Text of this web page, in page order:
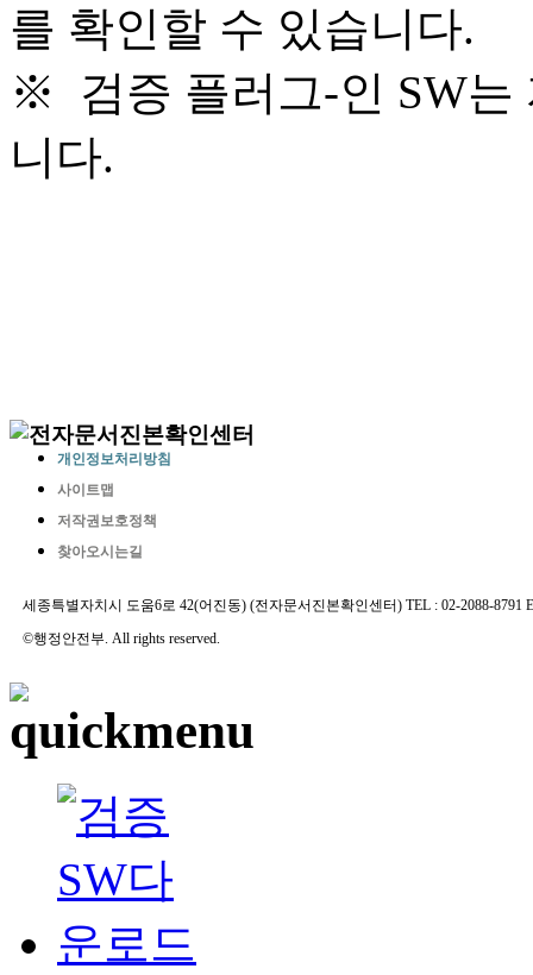
를 확인할 수 있습니다.
※ 검증 플러그-인 SW는
니다.
개인정보처리방침
사이트맵
저작권보호정책
찾아오시는길
세종특별자치시 도움6로 42(어진동) (전자문서진본확인센터) TEL : 02-2088-8791
©행정안전부. All rights reserved.